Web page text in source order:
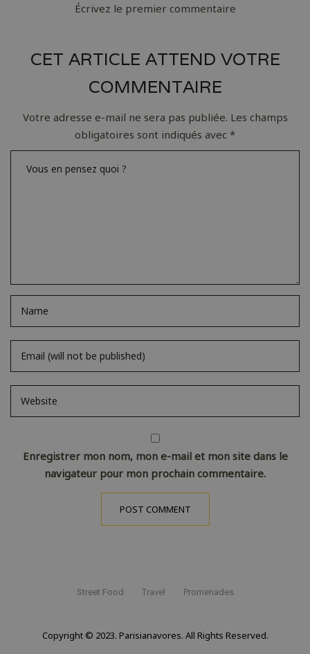
Écrivez le premier commentaire
CET ARTICLE ATTEND VOTRE
COMMENTAIRE
Votre adresse e-mail ne sera pas publiée. Les champs
obligatoires sont indiqués avec *
Enregistrer mon nom, mon e-mail et mon site dans le
navigateur pour mon prochain commentaire.
Street Food Travel Promenades
Copyright © 2023. Parisianavores. All Rights Reserved.